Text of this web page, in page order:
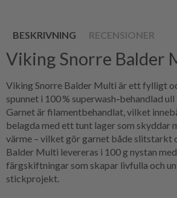
BESKRIVNING RECENSIONER
Viking Snorre Balder
Viking Snorre Balder Multi är ett fylligt
spunnet i 100 % superwash‑behandlad
Garnet är filamentbehandlat, vilket
belagda med ett tunt lager som skyddar
värme – vilket gör garnet både slitstarkt
Balder Multi levereras i 100 g nystan
färgskiftningar som skapar livfulla och
stickprojekt.